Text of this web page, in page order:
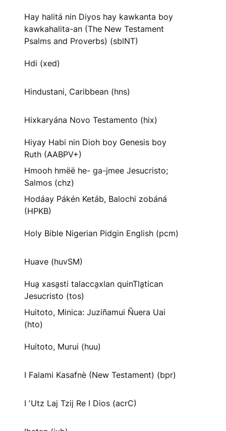
Hay halitá nin Diyos hay kawkanta boy
kawkahalita-an (The New Testament
Psalms and Proverbs) (sblNT)
Hdi (xed)
Hindustani, Caribbean (hns)
Hixkaryána Novo Testamento (hix)
Hiyay Habi nin Dioh boy Genesis boy
Ruth (AABPV+)
Hmooh hmëë he- ga-jmee Jesucristo;
Salmos (chz)
Hodáay Pákén Ketáb, Balochi zobáná
(HPKB)
Holy Bible Nigerian Pidgin English (pcm)
Huave (huvSM)
Hua̱ xasa̱sti talacca̱xlan quinTla̱tican
Jesucristo (tos)
Huitoto, Minica: Juziñamui Ñuera Uai
(hto)
Huitoto, Murui (huu)
I Falami Kasafnè (New Testament) (bpr)
I ʼUtz Laj Tzij Re I Dios (acrC)